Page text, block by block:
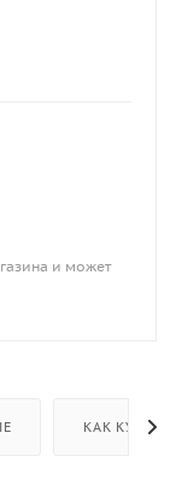
и может
КАК КУПИТЬ